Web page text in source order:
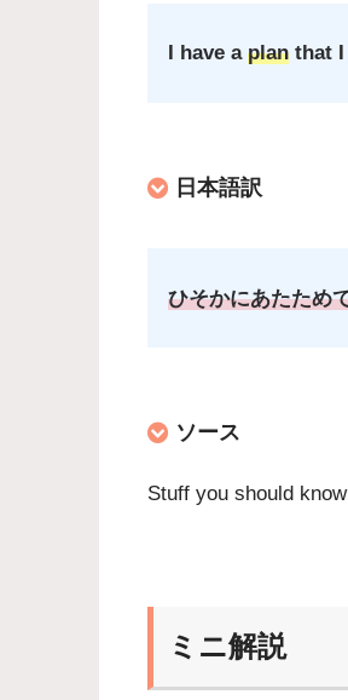
I have aplan that
日本語訳
ひそかにあたため
ソース
Stuff you should
ミニ解説